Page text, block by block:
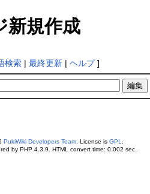
新規作成
検索| 最終更新| ヘルプ]
PukiWiki Developers Team. License is GPL
by PHP 4.3.9. HTML convert time: 0.002 sec.